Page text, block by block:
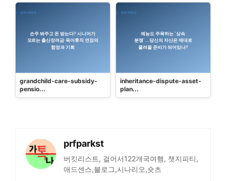
grandchild-care-subsidy-
pensio...
inheritance-dispute-asset-
plan...
prfparkst
버킷리스트, 걸어서122개국여행, 챗지피티,
애드센스,블로그,시나리오,숏츠